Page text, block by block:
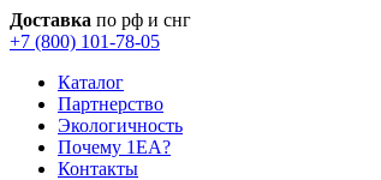
Доставка по рф и снг
+7 (800) 101-78-05
Каталог
Партнерство
Экологичность
Почему 1EA?
Контакты